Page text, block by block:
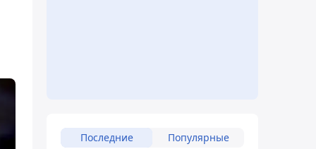
Последние Популярные